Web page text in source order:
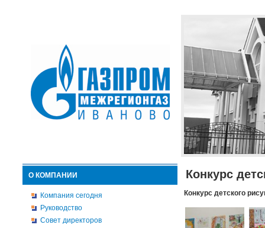
О КОМПАНИИ
Компания сегодня
Руководство
Совет директоров
Конкурс
Конкурс детского